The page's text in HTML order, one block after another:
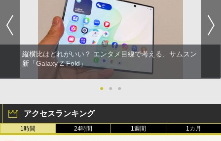
縦横比はどれがいい？ エンタメ目線で考える、サムスン
新「Galaxy Z Fold」
● ● ●
アクセスランキング
1時間 24時間 1週間 1カ月